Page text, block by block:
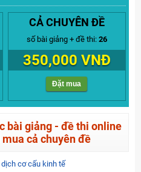
CẢ CHUYÊN ĐỀ
số bài giảng + đề thi: 26
350,000 VNĐ
Đặt mua
bài giảng - đề thi online
cả chuyên đề
dịch cơ cấu kinh tế